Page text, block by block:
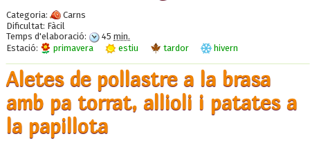
Categoria:
Carns
Dificultat: Fàcil
Temps d'elaboració:
45 min.
Estació:
primavera estiu tardor hivern
Aletes de pollastre a la brasa
amb pa torrat, allioli i patates a
la papillota